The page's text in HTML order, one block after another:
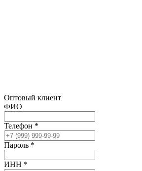
Оптовый клиент
ФИО
Телефон *
Пароль *
ИНН *